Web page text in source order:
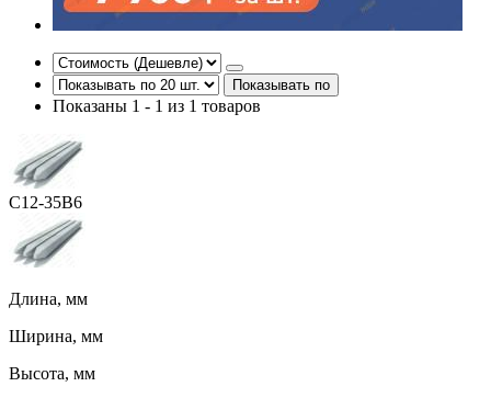
Показывать по
Показаны 1 - 1 из 1 товаров
С12-35В6
Длина, мм
Ширина, мм
Высота, мм